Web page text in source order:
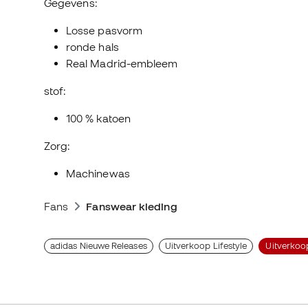
Gegevens:
Losse pasvorm
ronde hals
Real Madrid-embleem
stof:
100 % katoen
Zorg:
Machinewas
Fans Fanswear kleding
adidas Nieuwe Releases Uitverkoop Lifestyle